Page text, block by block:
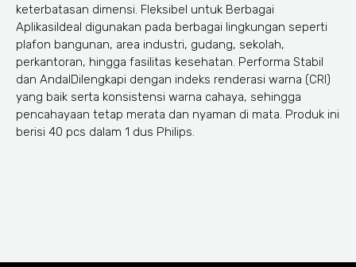
keterbatasan dimensi. Fleksibel untuk Berbagai
AplikasiIdeal digunakan pada berbagai lingkungan seperti
plafon bangunan, area industri, gudang, sekolah,
perkantoran, hingga fasilitas kesehatan. Performa Stabil
dan AndalDilengkapi dengan indeks renderasi warna (CRI)
yang baik serta konsistensi warna cahaya, sehingga
pencahayaan tetap merata dan nyaman di mata. Produk ini
berisi 40 pcs dalam 1 dus Philips.